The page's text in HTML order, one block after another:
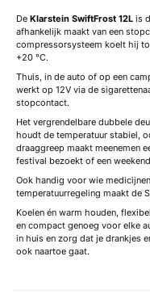
De Klarstein SwiftFrost 12L is
afhankelijk maakt van een
compressorsysteem koelt hij
+20 °C.
Thuis, in de auto of op een
werkt op 12V via de
stopcontact.
Het vergrendelbare dubbele
houdt de temperatuur stabiel,
draaggreep maakt meenemen
festival bezoekt of een
Ook handig voor wie
temperatuurregeling maakt de
Koelen én warm houden,
en compact genoeg voor elke
in huis en zorg dat je drankjes
ook naartoe gaat.